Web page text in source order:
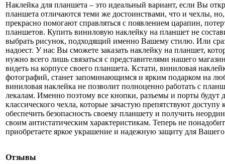
Наклейка для планшета – это идеальный вариант, если Вы
планшета отличаются теми же достоинствами, что и чехлы,
прекрасно помогают справляться с появлением царапин,
планшетов. Купить виниловую наклейку на планшет не
выбрать рисунок, подходящий именно Вашему стилю. Или
надоест. У нас Вы сможете заказать наклейку на планшет,
нужно всего лишь связаться с представителями нашего
видеть на корпусе своего планшета. Кстати, виниловая
фотографий, станет запоминающимся и ярким подарком на
виниловая наклейка не позволит полноценно работать с
лекалам. Именно поэтому все кнопки, разъемы и порты
классического чехла, которые зачастую препятствуют
обеспечить безопасность своему планшету и получить
своим антистатическим характеристикам. Теперь не
приобретаете яркое украшение и надежную защиту для Вашего
Отзывы